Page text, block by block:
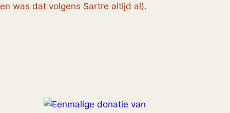
was dat volgens Sartre altijd al).